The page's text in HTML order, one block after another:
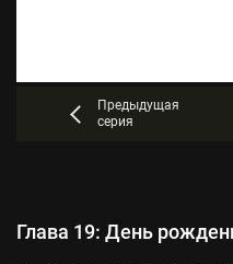
Предыдущая
серия
Глава 19: День